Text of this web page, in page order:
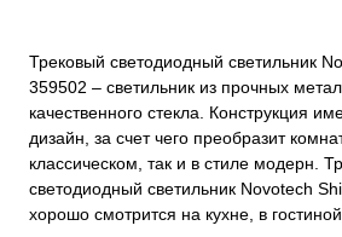
Трековый светодиодный светильник
359502 – светильник из прочных
качественного стекла. Конструкция
дизайн, за счет чего преобразит
классическом, так и в стиле модерн.
светодиодный светильник Novotech
хорошо смотрится на кухне, в